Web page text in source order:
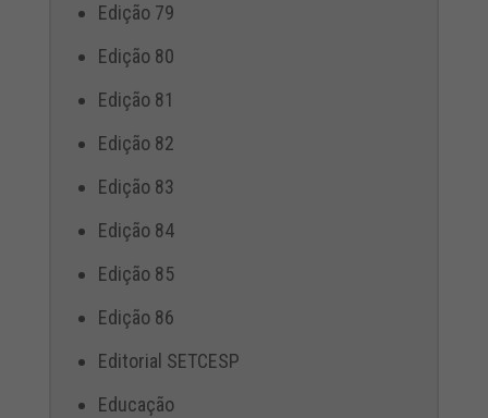
Edição 79
Edição 80
Edição 81
Edição 82
Edição 83
Edição 84
Edição 85
Edição 86
Editorial SETCESP
Educação